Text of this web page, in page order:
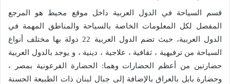
قسم السياحة في الدول العربية داخل موقع محيط هو المرجع
المفصل لكل المعلومات الخاصة بالسياحة والمناطق المهمة في
الدول العربية، حيث تضم الدول العربية 22 دولة بها مختلف أنواع
السياحة من ترفيهية ، ثقافية ، علاجية ، دينية ، و يوجد بالدول العربية
حضارتين من أعظم الحضارات وهما: الحضارة الفرعونية بمصر ،
وحضارة بابل بالعراق بالإضافة إلى جبال لبنان ذات الطبيعة الحسنة